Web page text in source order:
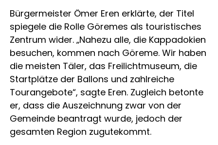
Bürgermeister Ömer Eren erklärte, der Titel
spiegele die Rolle Göremes als touristisches
Zentrum wider. „Nahezu alle, die Kappadokien
besuchen, kommen nach Göreme. Wir haben
die meisten Täler, das Freilichtmuseum, die
Startplätze der Ballons und zahlreiche
Tourangebote“, sagte Eren. Zugleich betonte
er, dass die Auszeichnung zwar von der
Gemeinde beantragt wurde, jedoch der
gesamten Region zugutekommt.